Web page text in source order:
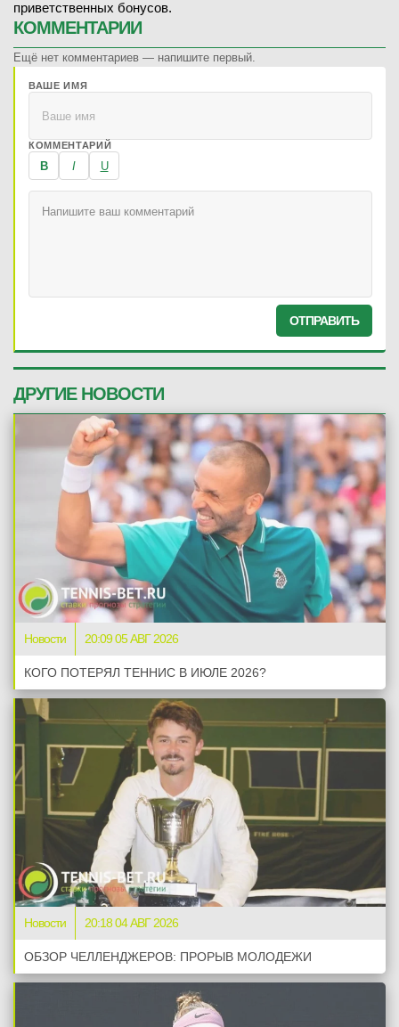
приветственных бонусов.
КОММЕНТАРИИ
Ещё нет комментариев — напишите первый.
ВАШЕ ИМЯ
КОММЕНТАРИЙ
B I U
ОТПРАВИТЬ
ДРУГИЕ НОВОСТИ
Новости 20:09 05 АВГ 2026
КОГО ПОТЕРЯЛ ТЕННИС В ИЮЛЕ 2026?
Новости 20:18 04 АВГ 2026
ОБЗОР ЧЕЛЛЕНДЖЕРОВ: ПРОРЫВ МОЛОДЕЖИ